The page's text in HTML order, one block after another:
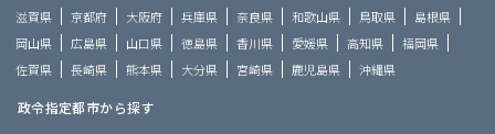
滋賀県
京都府 大阪府 兵庫県 奈良県 和歌山県 鳥取県
島根県
岡山県
広島県 山口県 徳島県 香川県 愛媛県 高知県
福岡県
佐賀県
長崎県 熊本県 大分県 宮崎県 鹿児島県 沖縄県
政令指定都市から探す